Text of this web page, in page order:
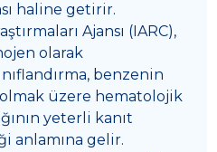
haline getirir.
Ajansı (IARC),
olarak
benzenin
üzere hematolojik
yeterli kanıt
anlamına gelir.